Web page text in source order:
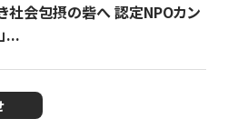
社会包摂の砦へ 認定NPOカン
...